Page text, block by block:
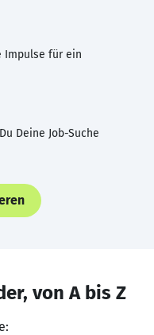
Impulse für ein
Deine Job-Suche
von A bis Z